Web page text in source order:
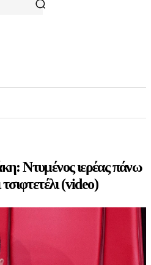
Ντυμένος ιερέας πάνω
(video)